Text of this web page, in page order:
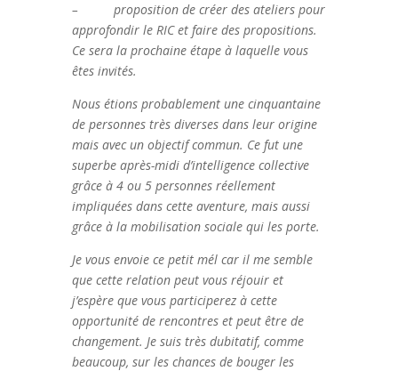
– proposition de créer des ateliers pour
approfondir le RIC et faire des propositions.
Ce sera la prochaine étape à laquelle vous
êtes invités.
Nous étions probablement une cinquantaine
de personnes très diverses dans leur origine
mais avec un objectif commun. Ce fut une
superbe après-midi d’intelligence collective
grâce à 4 ou 5 personnes réellement
impliquées dans cette aventure, mais aussi
grâce à la mobilisation sociale qui les porte.
Je vous envoie ce petit mél car il me semble
que cette relation peut vous réjouir et
j’espère que vous participerez à cette
opportunité de rencontres et peut être de
changement. Je suis très dubitatif, comme
beaucoup, sur les chances de bouger les